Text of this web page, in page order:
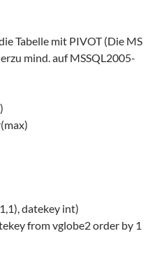
Tabelle mit PIVOT (Die MS
mind. auf MSSQL2005-
datekey int)
from vglobe2 order by 1